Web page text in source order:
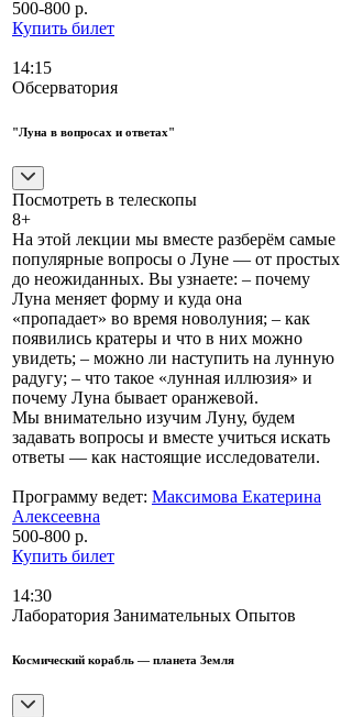
500-800 р.
Купить билет
14:15
Обсерватория
"Луна в вопросах и ответах"
Посмотреть в телескопы
8+
На этой лекции мы вместе разберём самые
популярные вопросы о Луне — от простых
до неожиданных. Вы узнаете: – почему
Луна меняет форму и куда она
«пропадает» во время новолуния; – как
появились кратеры и что в них можно
увидеть; – можно ли наступить на лунную
радугу; – что такое «лунная иллюзия» и
почему Луна бывает оранжевой.
Мы внимательно изучим Луну, будем
задавать вопросы и вместе учиться искать
ответы — как настоящие исследователи.
Программу ведет: Максимова Екатерина
Алексеевна
500-800 р.
Купить билет
14:30
Лаборатория Занимательных Опытов
Космический корабль — планета Земля